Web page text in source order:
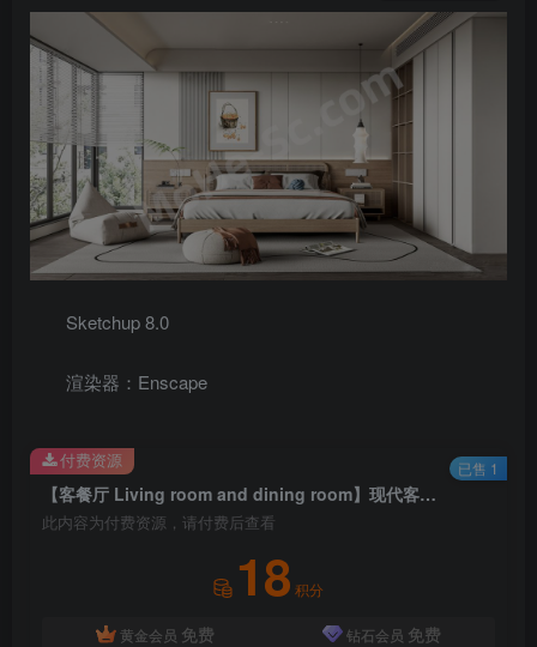
Sketchup 8.0
渲染器：Enscape
【客餐厅 Living room and dining room】现代客餐厅SU模型 Modern living room and dining room SU model
此内容为付费资源，请付费后查看
18 积分
黄金会员 免费 钻石会员 免费
付费资源 已售 1